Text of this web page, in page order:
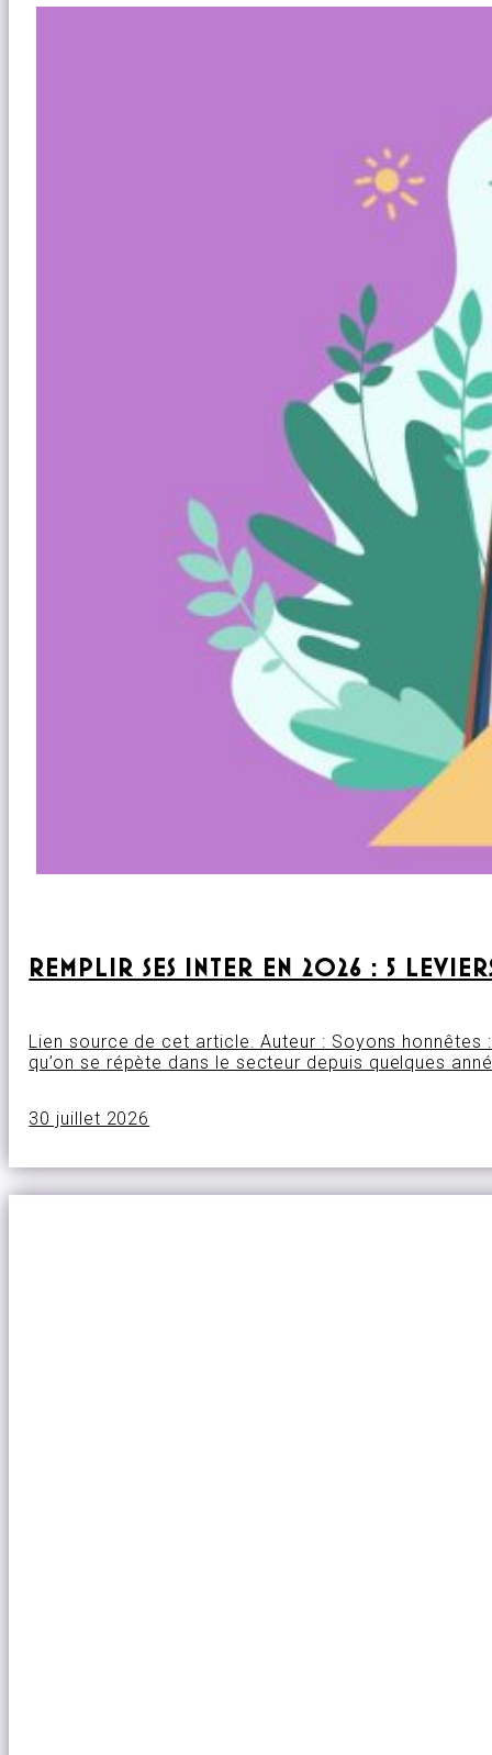
REMPLIR SES INTER EN 2026 : 5
Lien source de cet article. Auteur : Soyons
qu’on se répète dans le secteur depuis quelques
30 juillet 2026